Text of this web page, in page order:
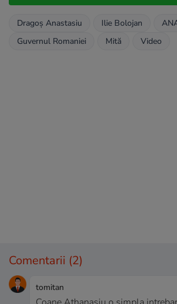
Dragoș Anastasiu Ilie Bolojan
Guvernul Romaniei
Mită Video
Comentarii (2)
tomitan